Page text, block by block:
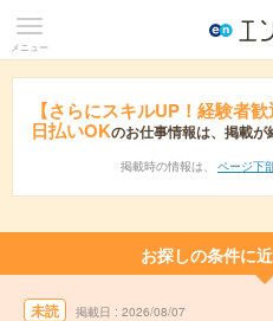
メニュー
【さらにスキルUP！経験者
日払いOKのお仕事情報は、掲載が
掲載時の情報は、 ページ下
お探しの条件に
未読 掲載日 2026/08/07